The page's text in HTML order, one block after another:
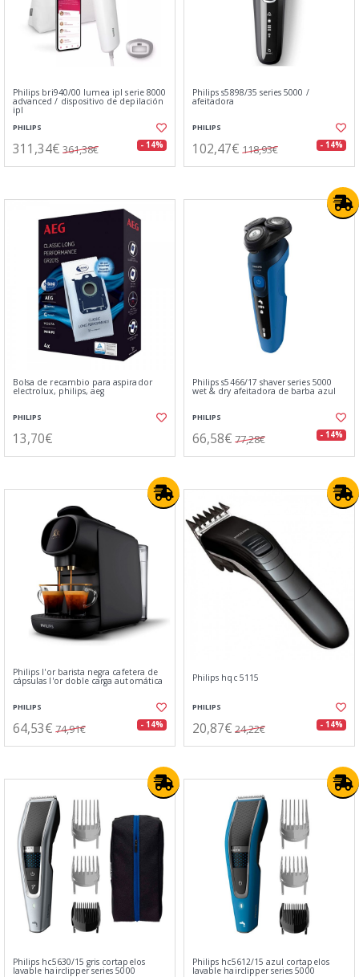
Philips bri940/00 lumea ipl serie 8000
advanced / dispositivo de depilación
ipl
PHILIPS
311,34€ 361,38€ - 14%
Philips s5898/35 series 5000 /
afeitadora
PHILIPS
102,47€ 118,93€ - 14%
Bolsa de recambio para aspirador
electrolux, philips, aeg
PHILIPS
13,70€
Philips s5466/17 shaver series 5000
wet & dry afeitadora de barba azul
PHILIPS
66,58€ 77,28€ - 14%
Philips l'or barista negra cafetera de
cápsulas l'or doble carga automática
PHILIPS
64,53€ 74,91€ - 14%
Philips hqc 5115
PHILIPS
20,87€ 24,22€ - 14%
Philips hc5630/15 gris cortapelos
lavable hairclipper series 5000
Philips hc5612/15 azul cortapelos
lavable hairclipper series 5000